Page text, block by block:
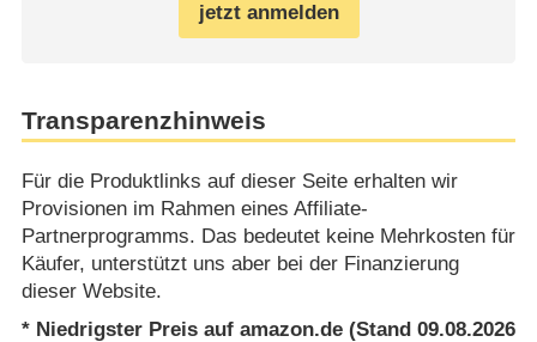
jetzt anmelden
Transparenzhinweis
Für die Produktlinks auf dieser Seite erhalten wir
Provisionen im Rahmen eines Affiliate-
Partnerprogramms. Das bedeutet keine Mehrkosten für
Käufer, unterstützt uns aber bei der Finanzierung
dieser Website.
* Niedrigster Preis auf amazon.de (Stand 09.08.2026